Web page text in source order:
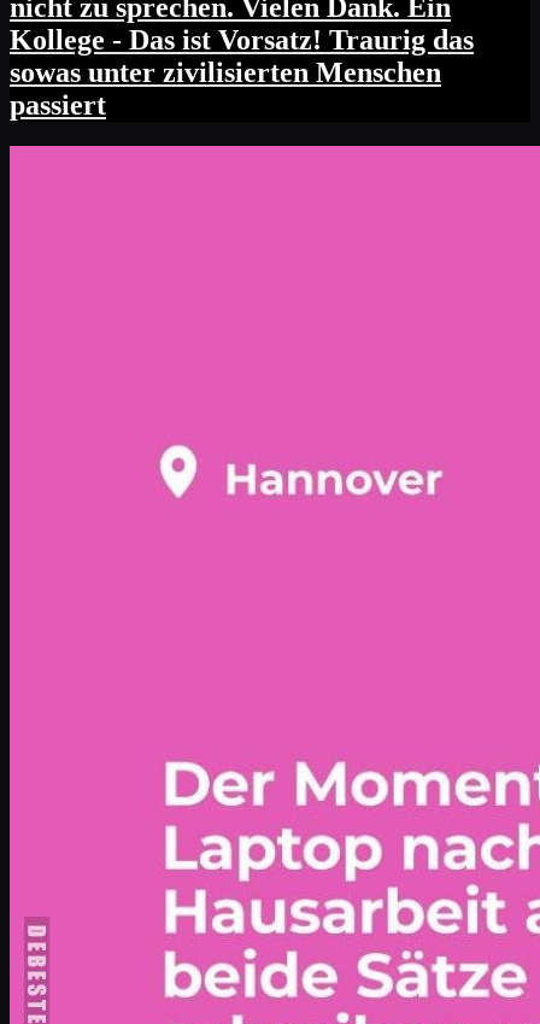
nicht zu sprechen. Vielen Dank. Ein
Kollege - Das ist Vorsatz! Traurig das
sowas unter zivilisierten Menschen
passiert